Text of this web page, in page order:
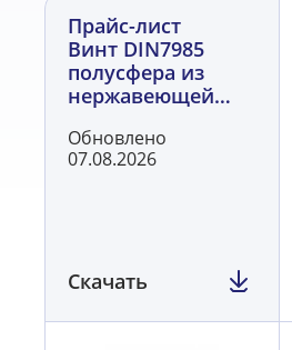
Прайс-лист
Винт DIN7985
полусфера из
нержавеющей
Обновлено
07.08.2026
Скачать